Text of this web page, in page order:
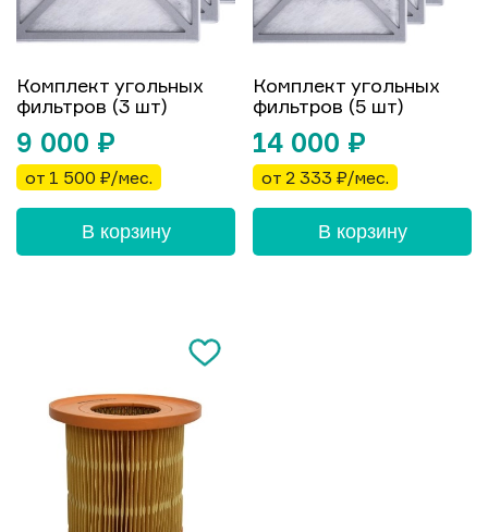
Комплект угольных
фильтров (3 шт)
9 000 ₽
от 1 500 ₽/мес.
В корзину
Комплект угольных
фильтров (5 шт)
14 000 ₽
от 2 333 ₽/мес.
В корзину